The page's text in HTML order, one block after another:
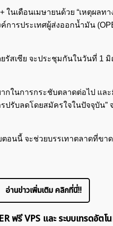
นเดือนเมษายนด้วย “เหตุผลท
ารประเทศผู้ส่งออกน้ำมัน
สเซีย จะประชุมกันในวันที่ 1
กในการกระชับตลาดต่อไป แล
รับลดโดยสมัครใจในปัจจุบัน
อนนี้ จะช่วยบรรเทาตลาดที่ขา
อ่านข่าวเพิ่มเติม คลิกที่นี่!!
ฟรี VPS และ ระบบเทรดอั